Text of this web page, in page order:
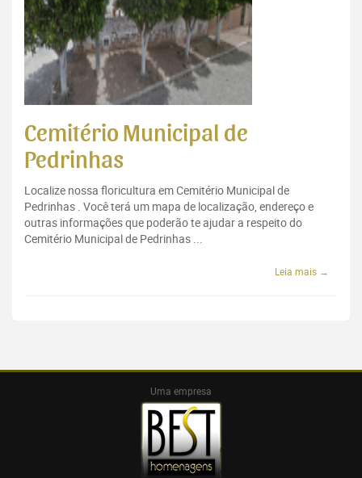
Cemitério Municipal de
Pedrinhas
Localize nossa floricultura em Cemitério Municipal de
Pedrinhas . Você terá um mapa de localização, endereço e
outras informações que poderão te ajudar a respeito do
Cemitério Municipal de Pedrinhas ...
Leia mais →
Uma empresa